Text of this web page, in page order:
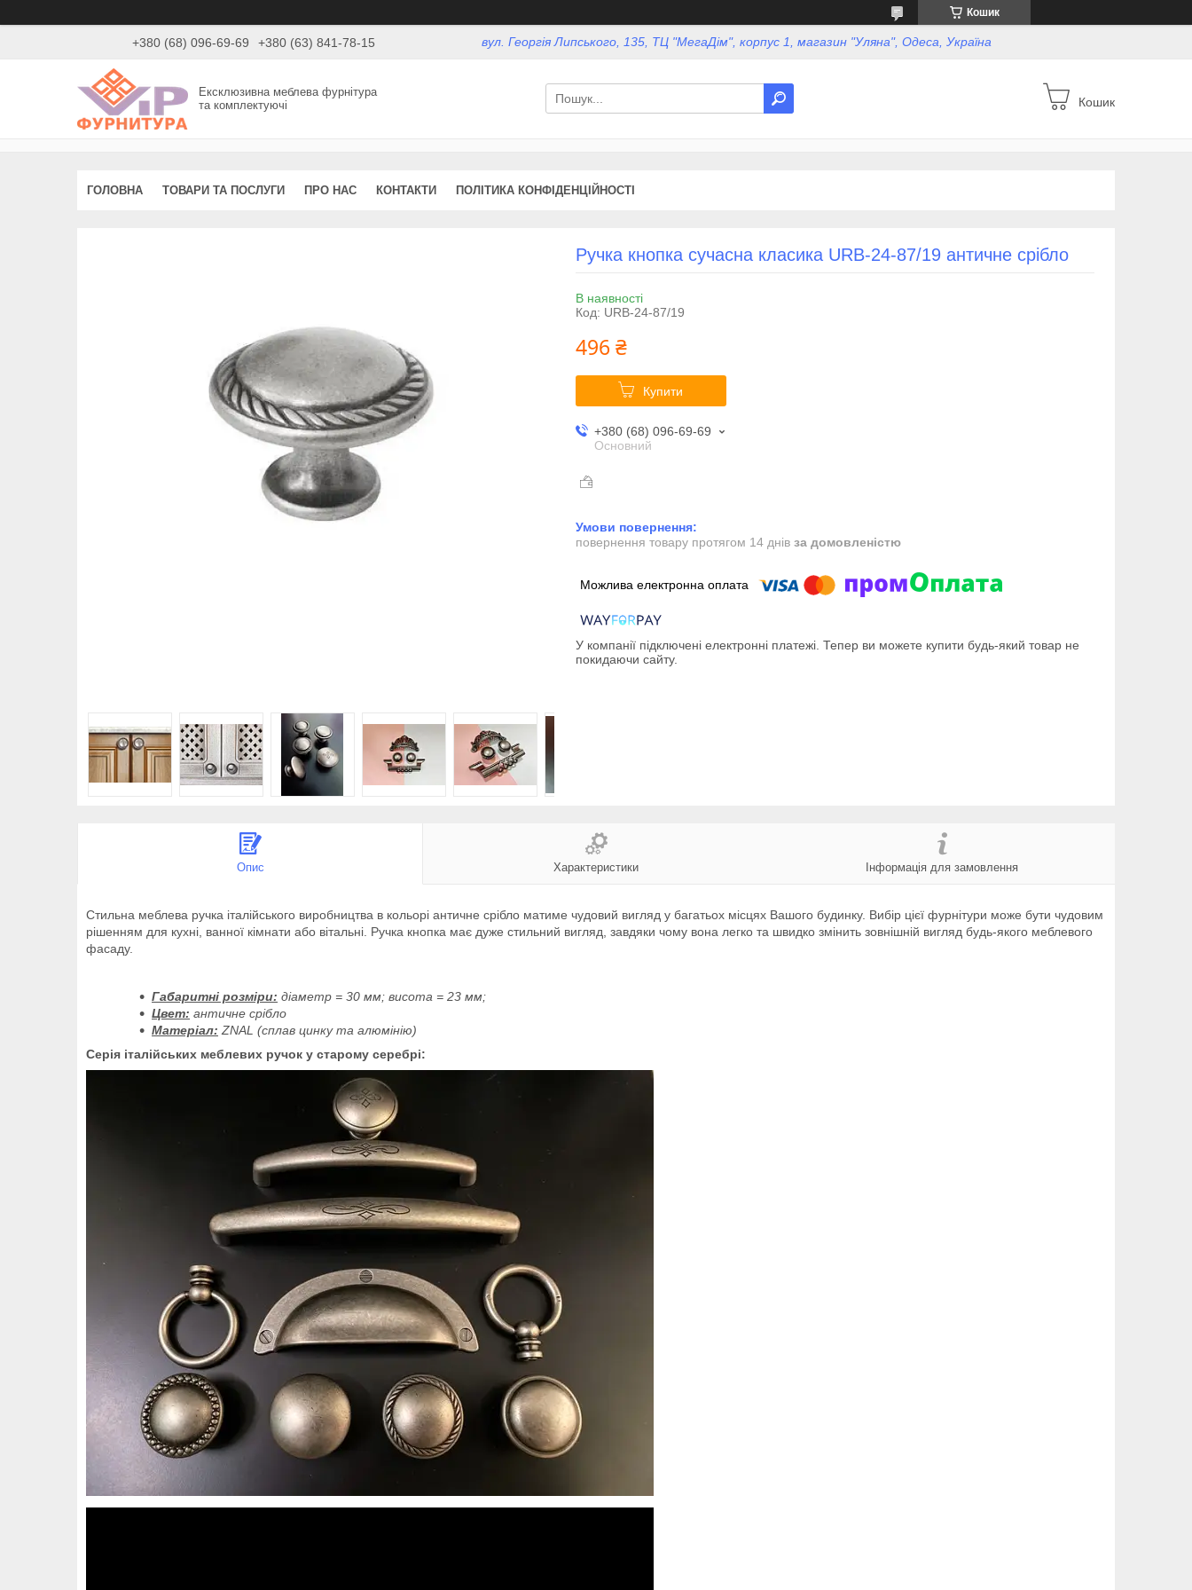
Кошик
+380 (68) 096-69-69 +380 (63) 841-78-15 вул. Георгія Липського, 135, ТЦ "МегаДім", корпус 1, магазин "Уляна", Одеса, Україна
Ексклюзивна меблева фурнітура
та комплектуючі
Кошик
ГОЛОВНА ТОВАРИ ТА ПОСЛУГИ ПРО НАС КОНТАКТИ ПОЛІТИКА КОНФІДЕНЦІЙНОСТІ
Ручка кнопка сучасна класика URB-24-87/19 античне срібло
В наявності
Код: URB-24-87/19
496 ₴
Купити
+380 (68) 096-69-69
Основний
повернення товару протягом 14 днів за домовленістю
У компанії підключені електронні платежі. Тепер ви можете купити будь-який товар не
покидаючи сайту.
Опис Характеристики Інформація для замовлення
Стильна меблева ручка італійського виробництва в кольорі античне срібло матиме чудовий вигляд у багатьох місцях Вашого будинку. Вибір цієї фурнітури може бути чудовим
рішенням для кухні, ванної кімнати або вітальні. Ручка кнопка має дуже стильний вигляд, завдяки чому вона легко та швидко змінить зовнішній вигляд будь-якого меблевого
фасаду.
Габаритні розміри: діаметр = 30 мм; висота = 23 мм;
Цвет: античне срібло
Матеріал: ZNAL (сплав цинку та алюмінію)
Серія італійських меблевих ручок у старому серебрі: